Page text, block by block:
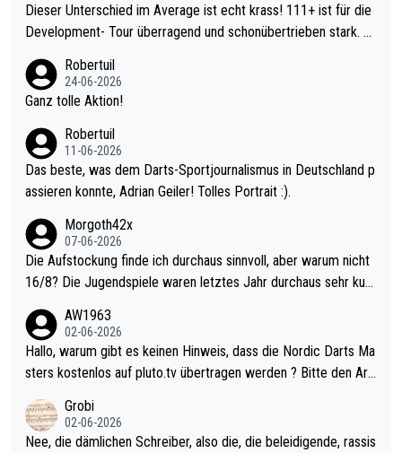
Dieser Unterschied im Average ist echt krass! 111+ ist für die
Development- Tour überragend und schonübertrieben stark. U
mal 40+ erst recht. Da gewinnst keinen Blumentopf - ist ja noc
h krasser wie ein Pokalspiel eines Kreisligisten vs einem Bund
Robertuil
24-06-2026
Ganz tolle Aktion!
Robertuil
11-06-2026
Das beste, was dem Darts-Sportjournalismus in Deutschland p
assieren konnte, Adrian Geiler! Tolles Portrait :).
Morgoth42x
07-06-2026
Die Aufstockung finde ich durchaus sinnvoll, aber warum nicht
16/8? Die Jugendspiele waren letztes Jahr durchaus sehr kurz
Allerdings ist Mitchell Lawrie als Nummer 1 der Welt eh qualifi
ziert. Somit ändert die automatische Qualifikation des Weltmei
sters erstmal nichts. Ich denke sie wollen damit für nächstes J
ohl wenig WDF Turniere spielen. Dies war bei Archie Self letzt
es Jahr der Fall. Er musste als amtierender Weltmeister durch
AW1963
02-06-2026
Hallo, warum gibt es keinen Hinweis, dass die Nordic Darts Ma
sters kostenlos auf pluto.tv übertragen werden ? Bitte den Arti
Grobi
02-06-2026
Nee, die dämlichen Schreiber, also die, die beleidigende, rassis